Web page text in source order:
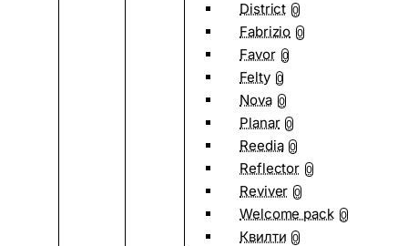
District 0
Fabrizio 0
Favor 0
Felty 0
Nova 0
Planar 0
Reedia 0
Reflector 0
Reviver 0
Welcome pack 0
Квилти 0